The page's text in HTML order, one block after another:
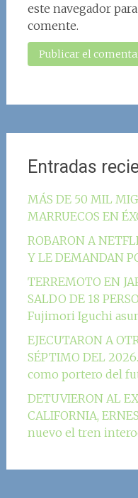
este navegador
comente.
Entradas
MÁS DE 50 MIL
MARRUECOS EN
ROBARON A
Y LE DEMANDAN
TERREMOTO EN
SALDO DE 18
Fujimori Iguchi
EJECUTARON A
SÉPTIMO DEL
como portero del
DETUVIERON AL
CALIFORNIA,
nuevo el tren